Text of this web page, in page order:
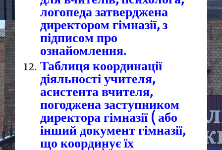
логопеда затверджена
директором гімназії, з
підписом про
ознайомлення.
Таблиця координації
діяльності учителя,
асистента вчителя,
погоджена заступником
директора гімназії ( або
інший документ гімназії,
що координує їх